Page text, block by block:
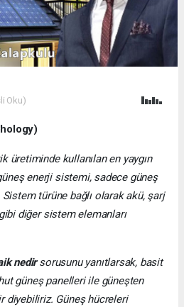
Oku)
üretiminde kullanılan en yaygın
enerji sistemi, sadece güneş
türüne bağlı olarak akü, şarj
diğer sistem elemanları
nedirsorusunu yanıtlarsak, basit
güneş panelleri ile güneşten
diyebiliriz. Güneş hücreleri